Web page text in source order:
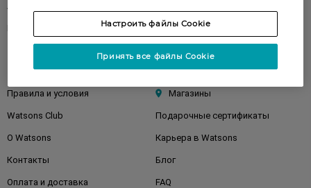
Аксессуары
Клиентам
Правила и условия Магазины
Watsons Club Подарочные сертификаты
О Watsons Карьера в Watsons
Контакты Блог
Оплата и доставка FAQ
Настроить файлы Cookie
Принять все файлы Cookie